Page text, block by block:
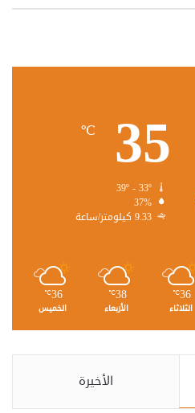
35
℃
37%
9.33 كيلومتر/ساعة
36
℃
الثلاثاء
38
℃
الأربعاء
36
℃
الخميس
الأخيرة